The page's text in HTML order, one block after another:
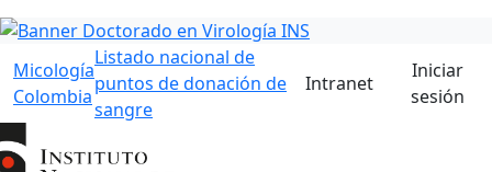
Micología
Colombia
Listado nacional de
puntos de donación de
sangre
Intranet
Iniciar
sesión